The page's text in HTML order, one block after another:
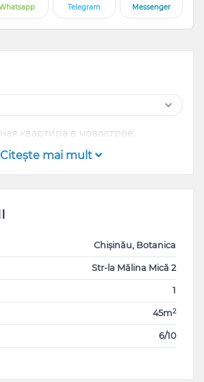
Telegram Messenger
квартира в новострое.
Citeşte mai mult
Chișinău, Botanica
Str-la Mălina Mică 2
1
45m2
6/10